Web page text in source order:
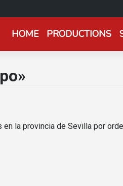
HOME PRODUCTIONS
la provincia de Sevilla por